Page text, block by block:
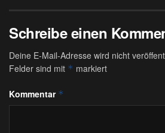
Schreibe einen
Deine E-Mail-Adresse wird nicht
Felder sind mit * markiert
Kommentar *